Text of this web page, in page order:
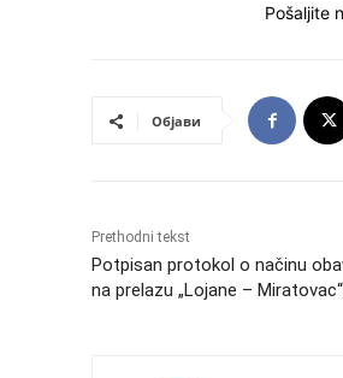
Pošaljite
Објави
Prethodni tekst
Potpisan protokol o načinu
na prelazu „Lojane –